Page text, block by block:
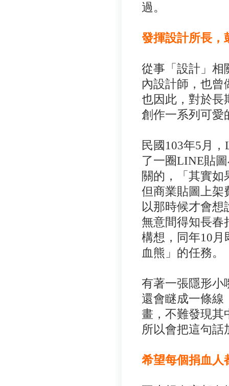
過。
發揮設計所長，
從事「設計」相
內設計師，也曾
也因此，對於長
創作一系列可愛
民國103年5月
了一圈LINE貼
關的，「其實如
但商業貼圖上架
以那時候才會
無意間得知長春
構想，同年10
血熊」的任務。
有著一張隱形小
還會瞇成一條線
畫，不難發現其
所以會把這句話
希望每個捐血人